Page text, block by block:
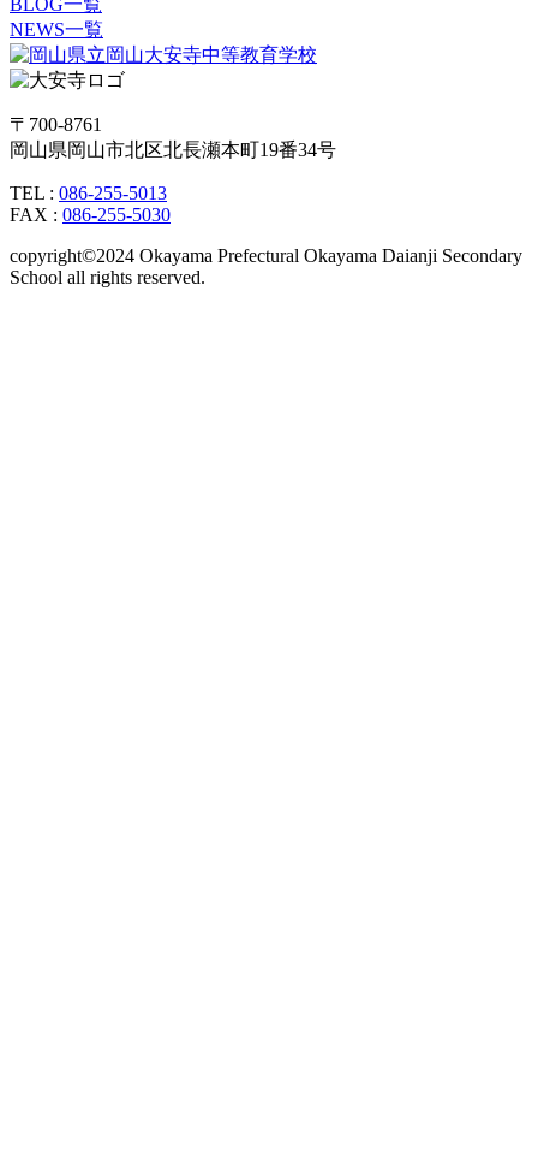
NEWS一覧
〒700-8761
岡山県岡山市北区北長瀬本町19番34号
TEL : 086-255-5013
FAX : 086-255-5030
copyright©2024 Okayama Prefectural Okayama Daianji Secondary
School all rights reserved.